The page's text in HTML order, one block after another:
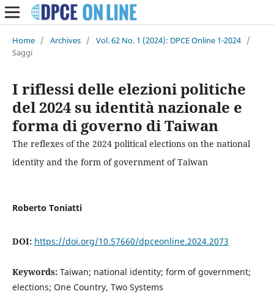
Home / Archives / Vol. 62 No. 1 (2024): DPCE Online 1-2024 /
Saggi
I riflessi delle elezioni politiche
del 2024 su identità nazionale e
forma di governo di Taiwan
The reflexes of the 2024 political elections on the national
identity and the form of government of Taiwan
Roberto Toniatti
DOI: https://doi.org/10.57660/dpceonline.2024.2073
Keywords: Taiwan; national identity; form of government;
elections; One Country, Two Systems